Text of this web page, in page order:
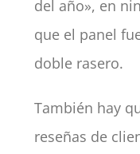
del año», en
que el panel
doble rasero.
También hay
reseñas de